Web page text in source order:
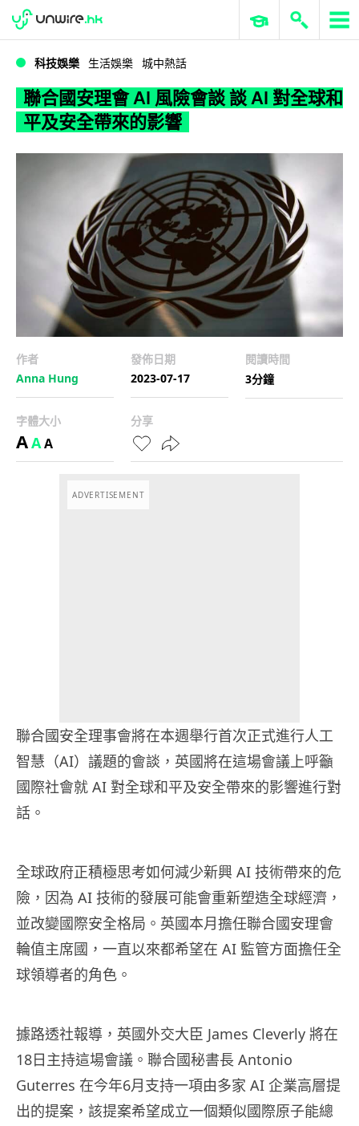
WWDC 2026 ERP 與商業 AI
科技娛樂 生活娛樂 城中熱話
聯合國安理會 AI 風險會談 談 AI 對全球和
平及安全帶來的影響
作者
Anna Hung
發佈日期
2023-07-17
閱讀時間
3分鐘
字體大小
AAA
分享
ADVERTISEMENT
聯合國安全理事會將在本週舉行首次正式進行人工
智慧（AI）議題的會談，英國將在這場會議上呼籲
國際社會就 AI 對全球和平及安全帶來的影響進行對
話。
全球政府正積極思考如何減少新興 AI 技術帶來的危
險，因為 AI 技術的發展可能會重新塑造全球經濟，
並改變國際安全格局。英國本月擔任聯合國安理會
輪值主席國，一直以來都希望在 AI 監管方面擔任全
球領導者的角色。
據路透社報導，英國外交大臣 James Cleverly 將在
18日主持這場會議。聯合國秘書長 Antonio
Guterres 在今年6月支持一項由多家 AI 企業高層提
出的提案，該提案希望成立一個類似國際原子能總